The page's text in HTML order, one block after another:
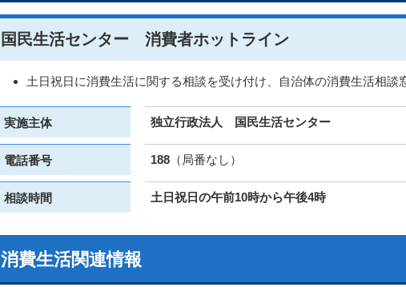
国民生活センター 消費者ホットライン
土日祝日に消費生活に関する相談を受け付け、自治体の消費生活相談
実施主体 独立行政法人 国民生活センター
電話番号 188 （局番なし）
相談時間 土日祝日の午前10時から午後4時
消費生活関連情報